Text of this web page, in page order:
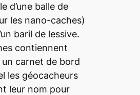
d’une balle de
les nano-caches)
baril de lessive.
contiennent
carnet de bord
les géocacheurs
leur nom pour